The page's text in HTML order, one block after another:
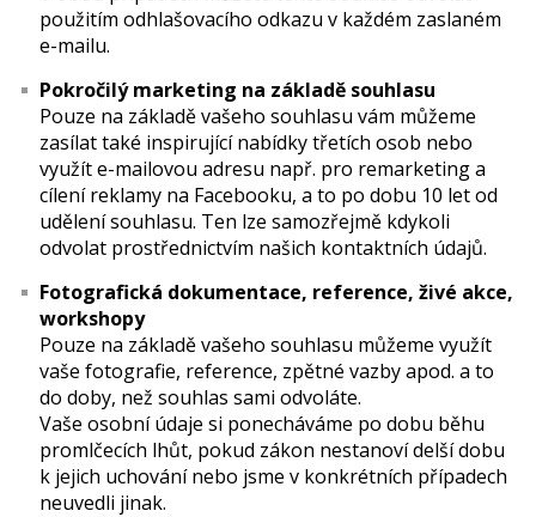
použitím odhlašovacího odkazu v každém zaslaném
e-mailu.
Pokročilý marketing na základě souhlasu
Pouze na základě vašeho souhlasu vám můžeme
zasílat také inspirující nabídky třetích osob nebo
využít e-mailovou adresu např. pro remarketing a
cílení reklamy na Facebooku, a to po dobu 10 let od
udělení souhlasu. Ten lze samozřejmě kdykoli
odvolat prostřednictvím našich kontaktních údajů.
Fotografická dokumentace, reference, živé akce,
workshopy
Pouze na základě vašeho souhlasu můžeme využít
vaše fotografie, reference, zpětné vazby apod. a to
do doby, než souhlas sami odvoláte.
Vaše osobní údaje si ponecháváme po dobu běhu
promlčecích lhůt, pokud zákon nestanoví delší dobu
k jejich uchování nebo jsme v konkrétních případech
neuvedli jinak.